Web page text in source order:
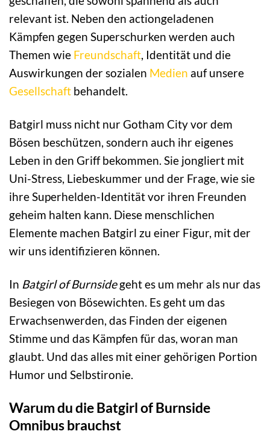
relevant ist. Neben den actiongeladenen
Kämpfen gegen Superschurken werden auch
Themen wie Freundschaft, Identität und die
Auswirkungen der sozialen Medien auf unsere
Gesellschaft behandelt.
Batgirl muss nicht nur Gotham City vor dem
Bösen beschützen, sondern auch ihr eigenes
Leben in den Griff bekommen. Sie jongliert mit
Uni-Stress, Liebeskummer und der Frage, wie sie
ihre Superhelden-Identität vor ihren Freunden
geheim halten kann. Diese menschlichen
Elemente machen Batgirl zu einer Figur, mit der
wir uns identifizieren können.
In Batgirl of Burnsidegeht es um mehr als nur das
Besiegen von Bösewichten. Es geht um das
Erwachsenwerden, das Finden der eigenen
Stimme und das Kämpfen für das, woran man
glaubt. Und das alles mit einer gehörigen Portion
Humor und Selbstironie.
Warum du die Batgirl of Burnside
Omnibus brauchst